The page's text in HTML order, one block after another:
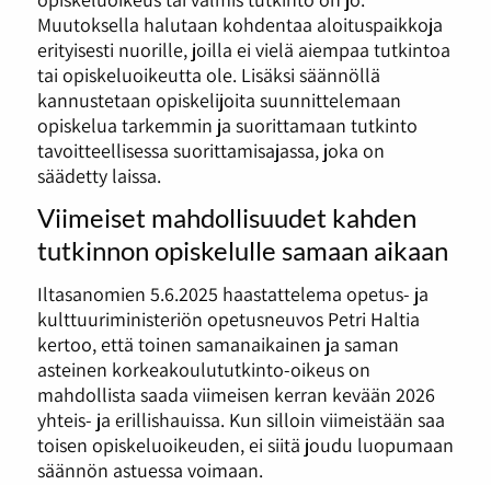
Muutoksella halutaan kohdentaa aloituspaikkoja
erityisesti nuorille, joilla ei vielä aiempaa tutkintoa
tai opiskeluoikeutta ole. Lisäksi säännöllä
kannustetaan opiskelijoita suunnittelemaan
opiskelua tarkemmin ja suorittamaan tutkinto
tavoitteellisessa suorittamisajassa, joka on
säädetty laissa.
Viimeiset mahdollisuudet kahden
tutkinnon opiskelulle samaan aikaan
Iltasanomien 5.6.2025 haastattelema opetus- ja
kulttuuriministeriön opetusneuvos Petri Haltia
kertoo, että toinen samanaikainen ja saman
asteinen korkeakoulututkinto-oikeus on
mahdollista saada viimeisen kerran kevään 2026
yhteis- ja erillishauissa. Kun silloin viimeistään saa
toisen opiskeluoikeuden, ei siitä joudu luopumaan
säännön astuessa voimaan.